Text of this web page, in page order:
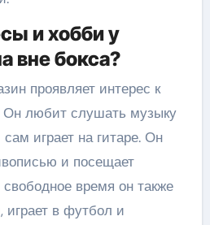
и хобби у
вне бокса?
проявляет интерес к
Он любит слушать музыку
играет на гитаре. Он
и посещает
время он также
играет в футбол и